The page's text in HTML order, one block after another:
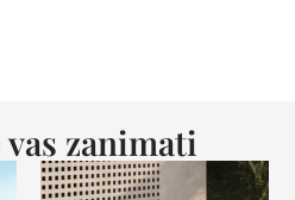
vas zanimati